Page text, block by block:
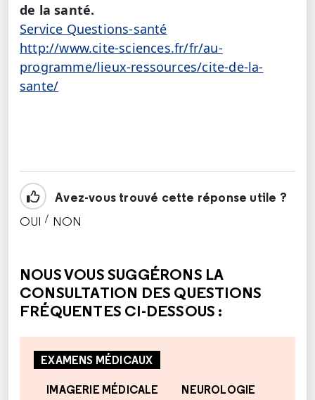
de la santé.
Service Questions-santé
http://www.cite-sciences.fr/fr/au-
programme/lieux-ressources/cite-de-la-
sante/
Avez-vous trouvé cette réponse utile ?
OUI / NON
NOUS VOUS SUGGÉRONS LA
CONSULTATION DES QUESTIONS
FRÉQUENTES CI-DESSOUS :
EXAMENS MÉDICAUX
IMAGERIE MÉDICALE NEUROLOGIE